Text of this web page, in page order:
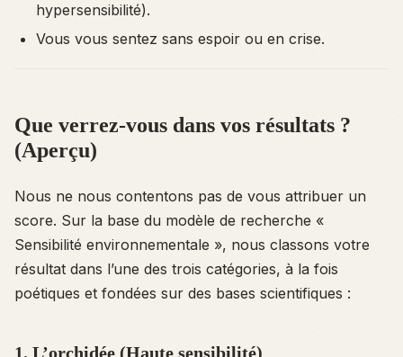
hypersensibilité).
Vous vous sentez sans espoir ou en crise.
Que verrez-vous dans vos résultats ?
(Aperçu)
Nous ne nous contentons pas de vous attribuer un
score. Sur la base du modèle de recherche «
Sensibilité environnementale », nous classons votre
résultat dans l’une des trois catégories, à la fois
poétiques et fondées sur des bases scientifiques :
1. L’orchidée (Haute sensibilité)